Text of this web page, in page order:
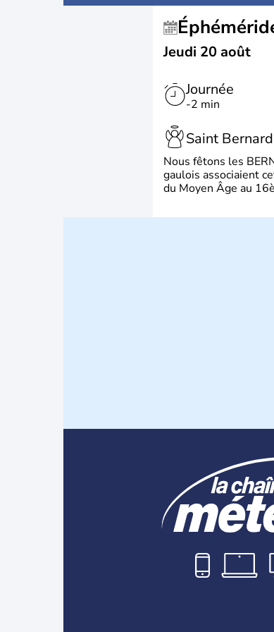
Jeudi 20 août
Journée
-2 min
Saint Bernard
Nous fêtons les
gaulois associaient
du Moyen Âge au